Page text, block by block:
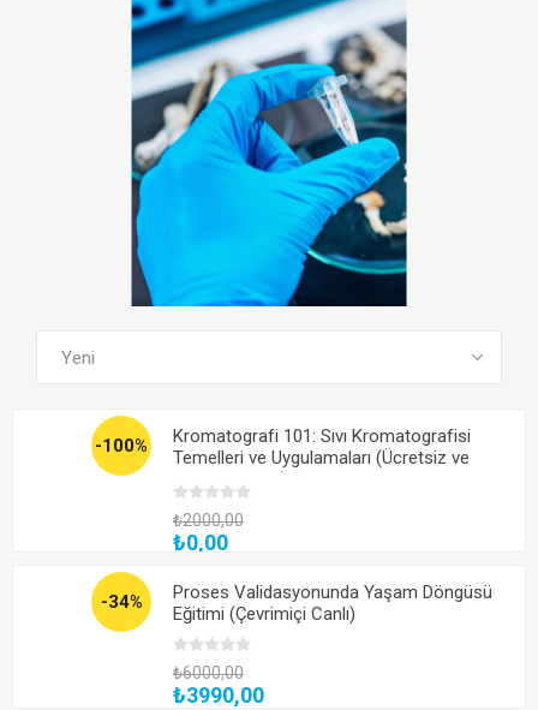
TÜM EĞITIMLERI GÖR
-100%
Kromatografi 101: Sıvı Kromatografisi
Temelleri ve Uygulamaları (Ücretsiz ve
Katılım Belgeli)
₺2000,00
₺0,00
-34%
Proses Validasyonunda Yaşam Döngüsü
Eğitimi (Çevrimiçi Canlı)
₺6000,00
₺3990,00